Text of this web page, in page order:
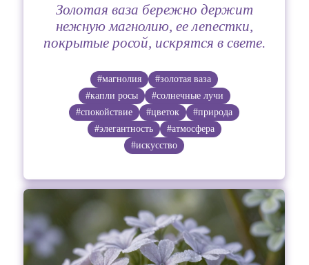
Золотая ваза бережно держит
нежную магнолию, ее лепестки,
покрытые росой, искрятся в свете.
#магнолия
#золотая ваза
#капли росы
#солнечные лучи
#спокойствие
#цветок
#природа
#элегантность
#атмосфера
#искусство